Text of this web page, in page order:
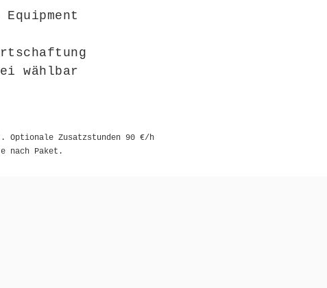
wählbar
Zusatzstunden 90 €/h
nach Paket.